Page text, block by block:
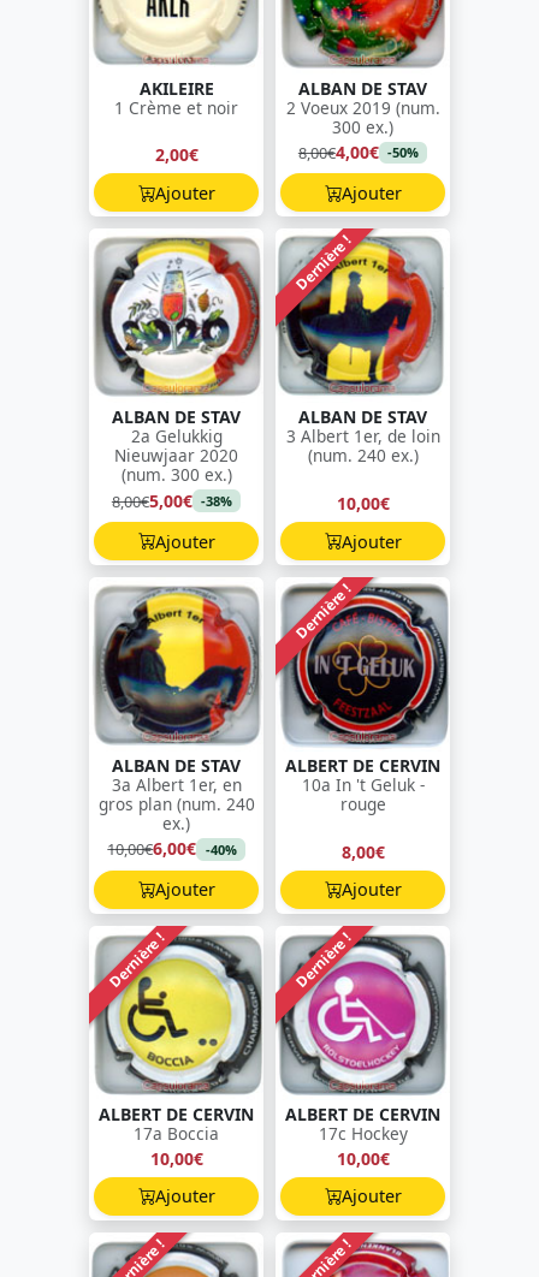
AKILEIRE
1 Crème et noir
2,00€
Ajouter
ALBAN DE STAV
2 Voeux 2019 (num.
300 ex.)
8,00€4,00€ -50%
Ajouter
ALBAN DE STAV
2a Gelukkig
Nieuwjaar 2020
(num. 300 ex.)
8,00€5,00€ -38%
Ajouter
Dernière !
ALBAN DE STAV
3 Albert 1er, de loin
(num. 240 ex.)
10,00€
Ajouter
ALBAN DE STAV
3a Albert 1er, en
gros plan (num. 240
ex.)
10,00€6,00€ -40%
Ajouter
Dernière !
ALBERT DE CERVIN
10a In 't Geluk -
rouge
8,00€
Ajouter
Dernière !
ALBERT DE CERVIN
17a Boccia
10,00€
Ajouter
Dernière !
ALBERT DE CERVIN
17c Hockey
10,00€
Ajouter